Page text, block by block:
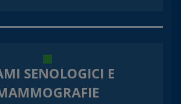
SENOLOGICI E